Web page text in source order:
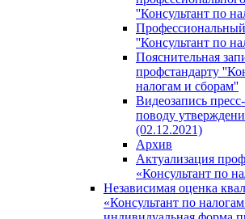
''Консультант по
Профессиональный
''Консультант по
Пояснительная
профстандарту
налогам и сборам''
Видеозапись
поводу
(02.12.2021)
Архив
Актуализация
«Консультант по
Независимая оценка
«Консультант по